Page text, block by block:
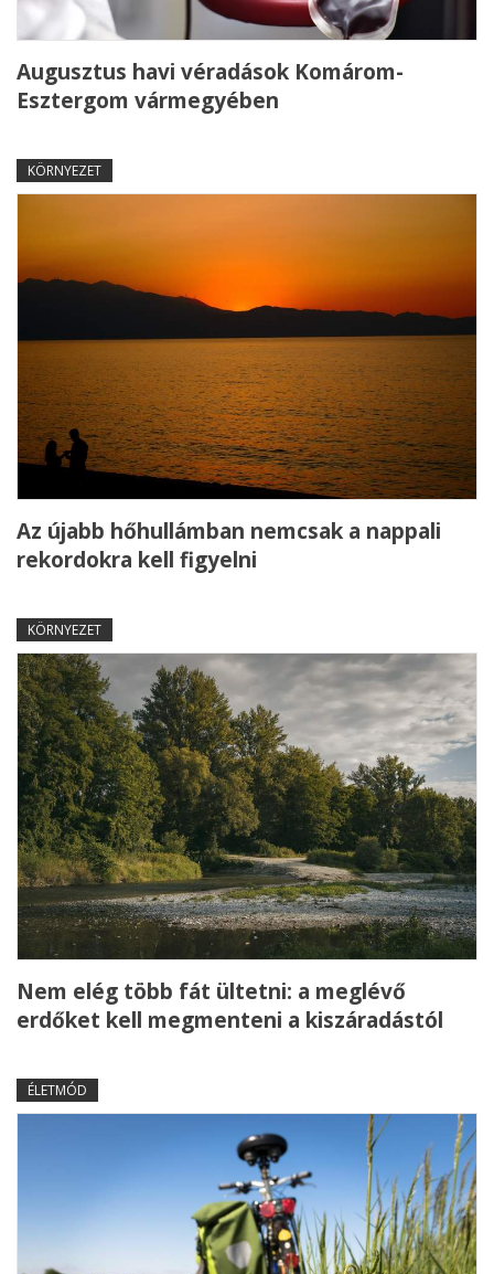
Augusztus havi véradások Komárom-
Esztergom vármegyében
KÖRNYEZET
Az újabb hőhullámban nemcsak a nappali
rekordokra kell figyelni
KÖRNYEZET
Nem elég több fát ültetni: a meglévő
erdőket kell megmenteni a kiszáradástól
ÉLETMÓD